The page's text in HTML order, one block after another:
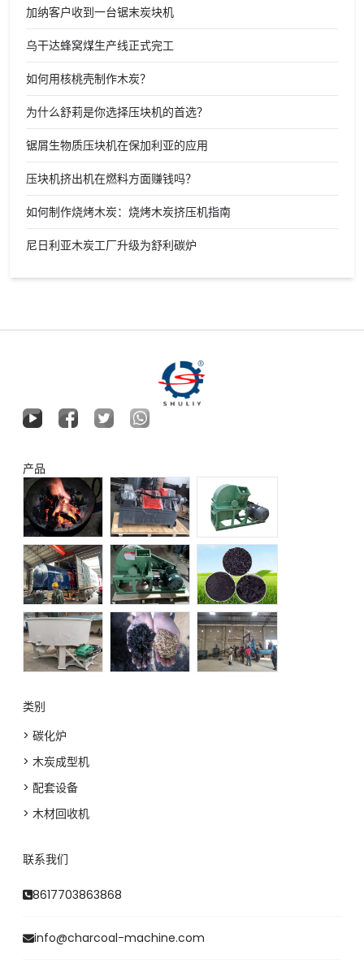
加纳客户收到一台锯末炭块机
乌干达蜂窝煤生产线正式完工
如何用核桃壳制作木炭？
为什么舒莉是你选择压块机的首选？
锯屑生物质压块机在保加利亚的应用
压块机挤出机在燃料方面赚钱吗？
如何制作烧烤木炭：烧烤木炭挤压机指南
尼日利亚木炭工厂升级为舒利碳炉
产品
类别
> 碳化炉
> 木炭成型机
> 配套设备
> 木材回收机
联系我们
8617703863868
info@charcoal-machine.com